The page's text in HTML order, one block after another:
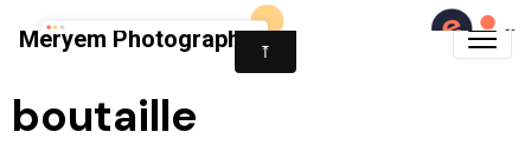
Meryem Photography
boutaille